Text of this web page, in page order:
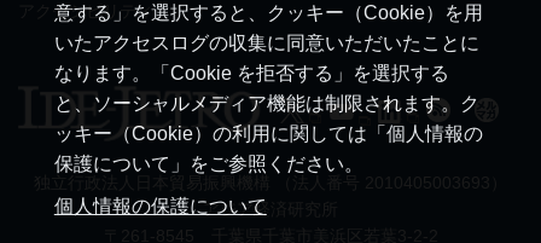
意する」を選択すると、クッキー（Cookie）を用
いたアクセスログの収集に同意いただいたことに
なります。「Cookie を拒否する」を選択する
と、ソーシャルメディア機能は制限されます。ク
ッキー（Cookie）の利用に関しては「個人情報の
保護について」をご参照ください。
個人情報の保護について
アクセシビリティ
アジア経済研究所